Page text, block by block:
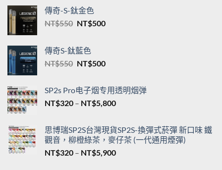
傳奇-S-鈦金色
NT$550 原
格：
NT$550。
NT$500目
NT$500。
傳奇S-鈦藍色
NT$550 原
格：
NT$550。
NT$500目
格：
NT$500。
SP2s Pro电子烟专用透明烟弹
NT$320 – NT$5,800價
圍：
NT$320
到
思博瑞SP2S台灣現貨SP2S-換彈式菸彈 新口味 鐵
觀音，柳橙綠茶，麥仔茶 (一代通用煙彈)
NT$320 – NT$5,900價